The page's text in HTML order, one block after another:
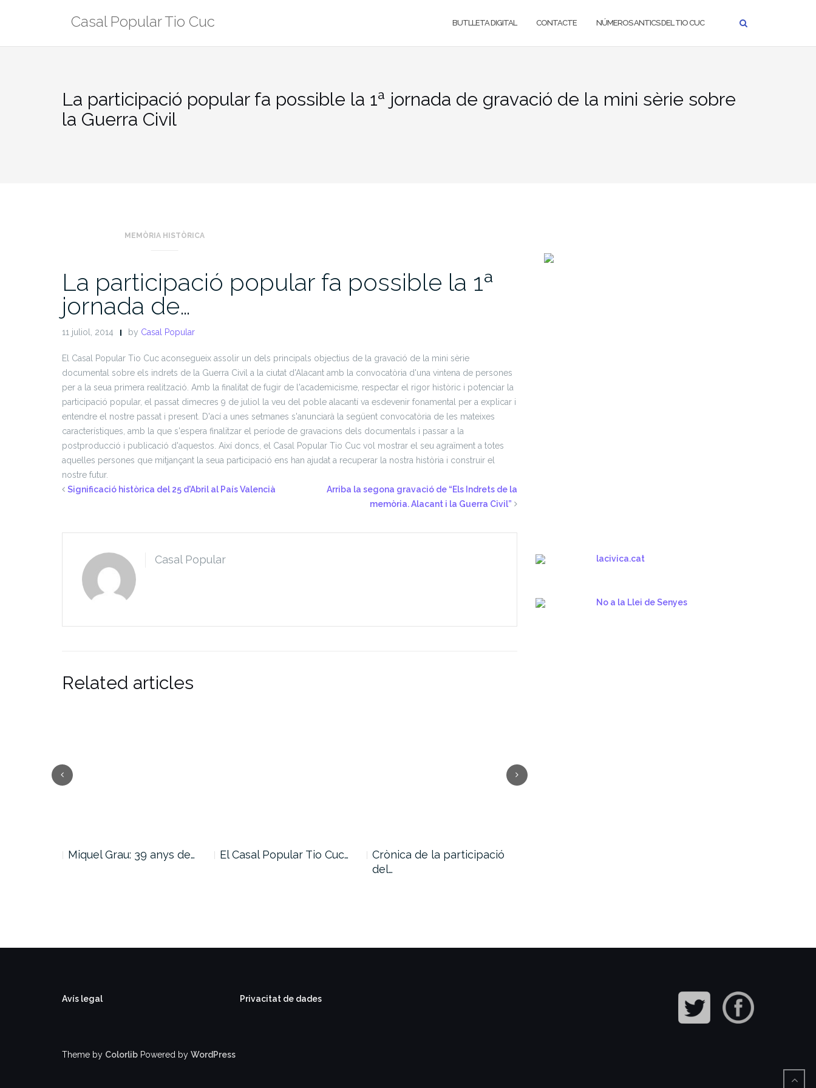
Casal Popular Tio Cuc BUTLLETA DIGITAL CONTACTE NÚMEROS ANTICS DEL TIO CUC
La participació popular fa possible la 1ª jornada de gravació de la mini sèrie sobre
la Guerra Civil
MEMÒRIA HISTÒRICA
La participació popular fa possible la 1ª
jornada de…
11 juliol, 2014 by Casal Popular
El Casal Popular Tio Cuc aconsegueix assolir un dels principals objectius de la gravació de la mini sèrie
documental sobre els indrets de la Guerra Civil a la ciutat d'Alacant amb la convocatòria d'una vintena de persones
per a la seua primera realització. Amb la finalitat de fugir de l'academicisme, respectar el rigor històric i potenciar la
participació popular, el passat dimecres 9 de juliol la veu del poble alacantí va esdevenir fonamental per a explicar i
entendre el nostre passat i present. D'ací a unes setmanes s'anunciarà la següent convocatòria de les mateixes
característiques, amb la que s'espera finalitzar el període de gravacions dels documentals i passar a la
postproducció i publicació d'aquestos. Així doncs, el Casal Popular Tio Cuc vol mostrar el seu agraïment a totes
aquelles persones que mitjançant la seua participació ens han ajudat a recuperar la nostra història i construir el
nostre futur.
Significació històrica del 25 d'Abril al País Valencià
Arriba la segona gravació de “Els Indrets de la
memòria. Alacant i la Guerra Civil”
Casal Popular
Related articles
Miquel Grau: 39 anys de… El Casal Popular Tio Cuc…
Crònica de la participació
del…
lacivica.cat
No a la Llei de Senyes
Avís legal Privacitat de dades
Theme by Colorlib Powered by WordPress